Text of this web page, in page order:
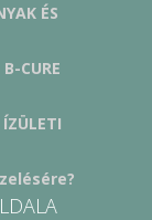
ÉS
CURE